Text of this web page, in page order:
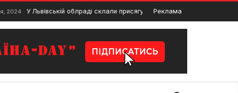
У Львівській облраді склали присягу нові депутатиРеклама